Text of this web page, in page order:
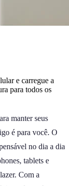
e carregue a
para todos os
manter seus
é para você. O
no dia a dia
tablets e
Com a